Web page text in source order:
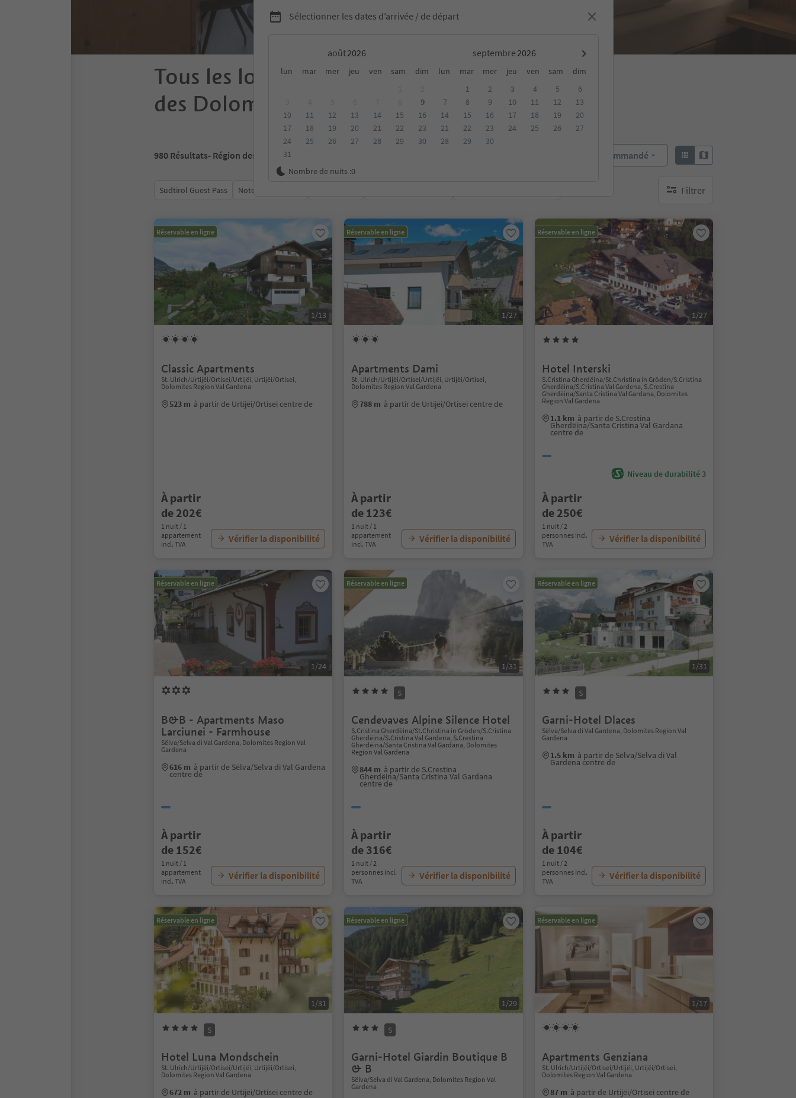
Sélectionner les dates d’arrivée / de départ
août septembre
lun mar mer jeu ven sam dim lun mar mer jeu ven sam
dim
9
10
11 12 13 14 15
16
17
18 19 20 21 22
23
24
25 26 27 28 29
30
31
1 2 3 4 5
6
7
8 9 10 11 12
13
14
15 16 17 18 19
20
21
22 23 24 25 26
27
28
29 30
Nombre de nuits :0
Tous les logements dans la Région
des Dolomites Val Gardena
980 Résultats- Région des Dolomites Val Gardena Recommandé
Südtirol Guest Pass Note moyenne Filtrer
aucun filtre actif
Réservable en ligne
1/13
Classic Apartments
St. Ulrich/Urtijëi/Ortisei/Urtijëi, Urtijëi/Ortisei,
Dolomites Region Val Gardena
523 m à partir de Urtijëi/Ortisei centre de
À partir
de 202€
1 nuit / 1
appartement
incl. TVA
Vérifier la disponibilité
Réservable en ligne
1/27
Apartments Dami
St. Ulrich/Urtijëi/Ortisei/Urtijëi, Urtijëi/Ortisei,
Dolomites Region Val Gardena
788 m à partir de Urtijëi/Ortisei centre de
À partir
de 123€
1 nuit / 1
appartement
incl. TVA
Vérifier la disponibilité
Réservable en ligne
1/27
Hotel Interski
S.Cristina Gherdëina/St.Christina in Gröden/S.Cristina
Gherdëina/S.Cristina Val Gardena, S.Crestina
Gherdëina/Santa Cristina Val Gardana, Dolomites
Region Val Gardena
1.1 km à partir de S.Crestina
Gherdëina/Santa Cristina Val Gardana
centre de
Niveau de durabilité 3
À partir
de 250€
1 nuit / 2
personnes incl.
TVA
Vérifier la disponibilité
Réservable en ligne
1/24
B&B - Apartments Maso
Larciunei - Farmhouse
Sëlva/Selva di Val Gardena, Dolomites Region Val
Gardena
616 m à partir de Sëlva/Selva di Val Gardena
centre de
À partir
de 152€
1 nuit / 1
appartement
incl. TVA
Vérifier la disponibilité
Réservable en ligne
1/31
S
Cendevaves Alpine Silence Hotel
S.Cristina Gherdëina/St.Christina in Gröden/S.Cristina
Gherdëina/S.Cristina Val Gardena, S.Crestina
Gherdëina/Santa Cristina Val Gardana, Dolomites
Region Val Gardena
844 m à partir de S.Crestina
Gherdëina/Santa Cristina Val Gardana
centre de
À partir
de 316€
1 nuit / 2
personnes incl.
TVA
Vérifier la disponibilité
Réservable en ligne
1/31
S
Garni-Hotel Dlaces
Sëlva/Selva di Val Gardena, Dolomites Region Val
Gardena
1.5 km à partir de Sëlva/Selva di Val
Gardena centre de
À partir
de 104€
1 nuit / 2
personnes incl.
TVA
Vérifier la disponibilité
Réservable en ligne
1/31
S
Hotel Luna Mondschein
St. Ulrich/Urtijëi/Ortisei/Urtijëi, Urtijëi/Ortisei,
Dolomites Region Val Gardena
672 m à partir de Urtijëi/Ortisei centre de
Réservable en ligne
1/29
S
Garni-Hotel Giardin Boutique B
& B
Sëlva/Selva di Val Gardena, Dolomites Region Val
Gardena
Réservable en ligne
1/17
Apartments Genziana
St. Ulrich/Urtijëi/Ortisei/Urtijëi, Urtijëi/Ortisei,
Dolomites Region Val Gardena
87 m à partir de Urtijëi/Ortisei centre de